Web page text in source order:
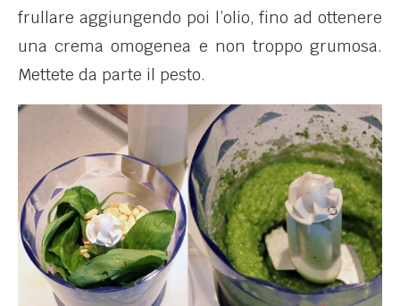
frullare aggiungendo poi l’olio, fino ad ottenere
una crema omogenea e non troppo grumosa.
Mettete da parte il pesto.